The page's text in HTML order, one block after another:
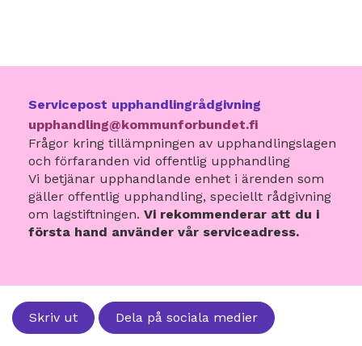
Servicepost upphandlingrådgivning
upphandling@kommunforbundet.fi
Frågor kring tillämpningen av upphandlingslagen
och förfaranden vid offentlig upphandling
Vi betjänar upphandlande enhet i ärenden som
gäller offentlig upphandling, speciellt rådgivning
om lagstiftningen. Vi rekommenderar att du i
första hand använder vår serviceadress.
Skriv ut Dela på sociala medier